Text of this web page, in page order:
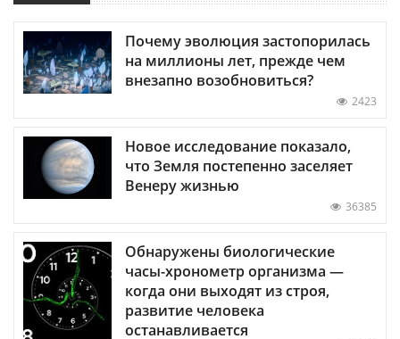
Почему эволюция застопорилась
на миллионы лет, прежде чем
внезапно возобновиться?
2423
Новое исследование показало,
что Земля постепенно заселяет
Венеру жизнью
36385
Обнаружены биологические
часы-хронометр организма —
когда они выходят из строя,
развитие человека
останавливается